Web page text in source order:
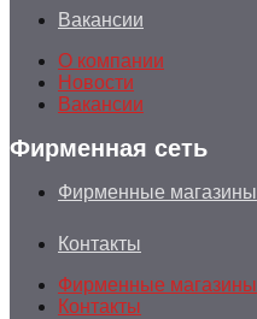
Вакансии
О компании
Новости
Вакансии
Фирменная сеть
Фирменные магазины
Контакты
Фирменные магазины
Контакты